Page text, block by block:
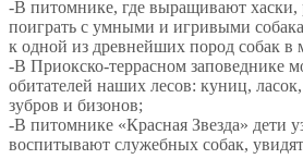
-В питомнике, где выращивают хаски,
поиграть с умными и игривыми
к одной из древнейших пород собак в
-В Приокско-террасном заповеднике
обитателей наших лесов: куниц,
зубров и бизонов;
-В питомнике «Красная Звезда» дети
воспитывают служебных собак,